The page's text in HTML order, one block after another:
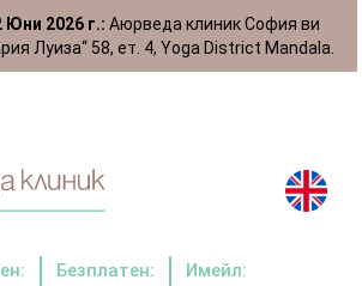
Юни 2026 г.: Аюрведа клиник София ви
Луиза“ 58, ет. 4, Yoga District Mandala.
Безплатен: Имейл: